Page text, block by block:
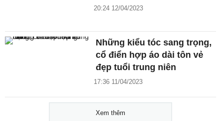
20:24 12/04/2023
Những kiểu tóc sang trọng,
cổ điển hợp áo dài tôn vẻ
đẹp tuổi trung niên
17:36 11/04/2023
Xem thêm